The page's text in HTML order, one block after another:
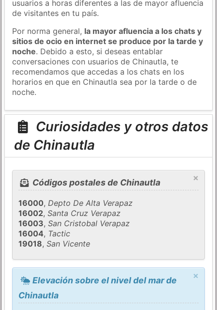
usuarios a horas diferentes a las de mayor afluencia
de visitantes en tu país.
Por norma general, la mayor afluencia a los chats y
sitios de ocio en internet se produce por la tarde y
noche. Debido a esto, si deseas entablar
conversaciones con usuarios de Chinautla, te
recomendamos que accedas a los chats en los
horarios en que en Chinautla sea por la tarde o de
noche.
Curiosidades y otros datos
de Chinautla
×
Códigos postales de Chinautla
16000,Depto De Alta Verapaz
16002,Santa Cruz Verapaz
16003,San Cristobal Verapaz
16004, Tactic
19018,San Vicente
×
Elevación sobre el nivel del mar de
Chinautla